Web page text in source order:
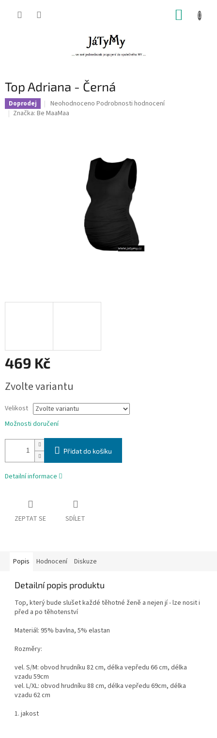
Top Adriana - Černá
Doprodej
Průměrné
hodnocení
Neohodnoceno Podrobnosti hodnocení
Značka: Be MaaMaa
469 Kč
cena:
Zvolte variantu
Velikost
Možnosti doručení
Přidat do košíku
Detailní informace
ZEPTAT SE SDÍLET
Popis Hodnocení Diskuze
Detailní popis produktu
Top, který bude slušet každé těhotné ženě a nejen jí - lze nosit i
před a po těhotenství
Materiál: 95% bavlna, 5% elastan
Rozměry:
vel. S/M: obvod hrudníku 82 cm, délka vepředu 66 cm, délka
vzadu 59cm
vel. L/XL: obvod hrudníku 88 cm, délka vepředu 69cm, délka
vzadu 62 cm
1. jakost